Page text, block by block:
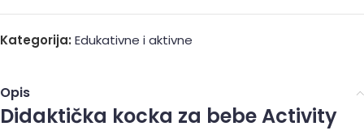
Kategorija: Edukativne i aktivne
Opis
Didaktička kocka za bebe Activity